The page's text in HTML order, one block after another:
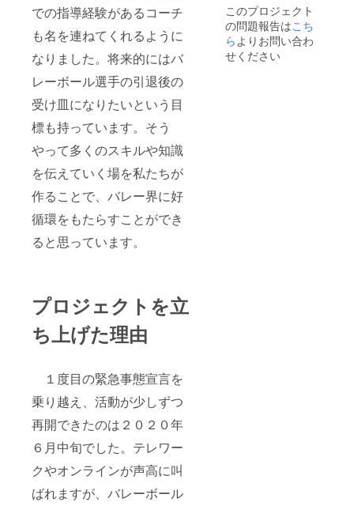
での指導経験があるコーチ
も名を連ねてくれるように
なりました。将来的にはバ
レーボール選手の引退後の
受け皿になりたいという目
標も持っています。そう
やって多くのスキルや知識
を伝えていく場を私たちが
作ることで、バレー界に好
循環をもたらすことができ
ると思っています。
プロジェクトを立
ち上げた理由
１度目の緊急事態宣言を
乗り越え、活動が少しずつ
再開できたのは２０２０年
６月中旬でした。テレワー
クやオンラインが声高に叫
ばれますが、バレーボール
代には
全日本
大学選
手権優
勝など
このプロジェクト
の問題報告はこち
ら よりお問い合わ
せください